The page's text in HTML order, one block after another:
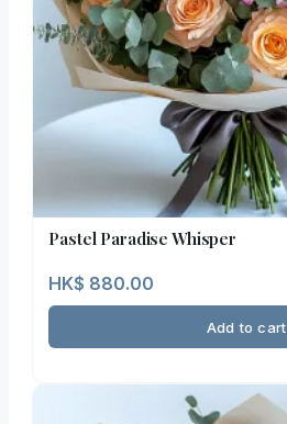
Pastel Paradise Whisper
HK$ 880.00
Add to cart